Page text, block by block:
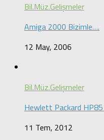
Bil.Müz.Gelişmeler
Amiga 2000 Bizimle….
12 May, 2006
Bil.Müz.Gelişmeler
Hewlett Packard HP85
11 Tem, 2012